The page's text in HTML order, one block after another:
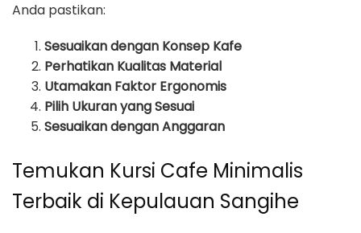
Anda pastikan:
Sesuaikan dengan Konsep Kafe
Perhatikan Kualitas Material
Utamakan Faktor Ergonomis
Pilih Ukuran yang Sesuai
Sesuaikan dengan Anggaran
Temukan Kursi Cafe Minimalis
Terbaik di Kepulauan Sangihe